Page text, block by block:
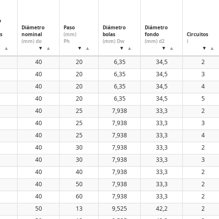
Diámetro
nominal
(mm) do
Paso
(mm)
Ph
Diámetro
bolas
(mm) Dw
Diámetro
fondo
(mm) d2
Circuitos
i
40 20 6,35 34,5 2
40
20 6,35 34,5 3
40
20 6,35 34,5 4
40
20 6,35 34,5 5
40
25 7,938 33,3 2
40
25 7,938 33,3 3
40
25 7,938 33,3 4
40
30 7,938 33,3 2
40
30 7,938 33,3 3
40
40 7,938 33,3 2
40
50 7,938 33,3 2
40
60 7,938 33,3 2
50
13 9,525 42,2 2